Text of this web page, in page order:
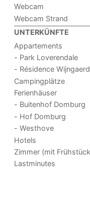
Webcam
Webcam Strand
UNTERKÜNFTE
Appartements
- Park Loverendale
- Résidence
Campingplätze
Ferienhäuser
- Buitenhof Domburg
- Hof Domburg
- Westhove
Hotels
Zimmer (mit
Lastminutes